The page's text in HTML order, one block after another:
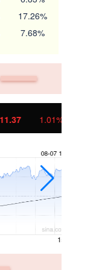
17.26%
7.68%
1.01%